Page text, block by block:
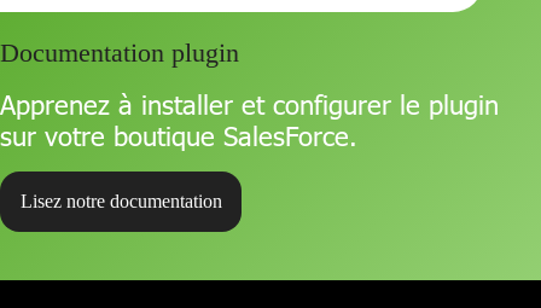
Documentation plugin
Apprenez à installer et configurer le plugin
sur votre boutique SalesForce.
Lisez notre documentation